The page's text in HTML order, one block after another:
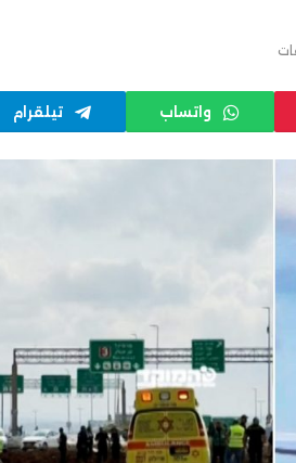
واتساب تيلقرام